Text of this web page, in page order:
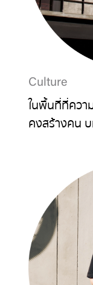
Culture
ในพื้นที่ที่ควา
คงสร้างคน